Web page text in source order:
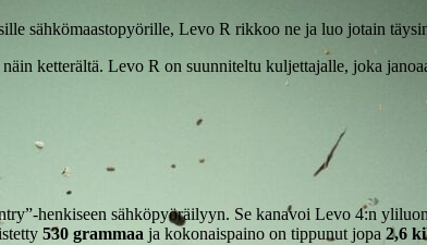
sähkömaastopyörille, Levo R rikkoo ne ja luo jotain
ketterältä. Levo R on suunniteltu kuljettajalle, joka
henkiseen sähköpyöräilyyn. Se kanavoi Levo 4:n
530 grammaa ja kokonaispaino on tippunut jopa 2,6